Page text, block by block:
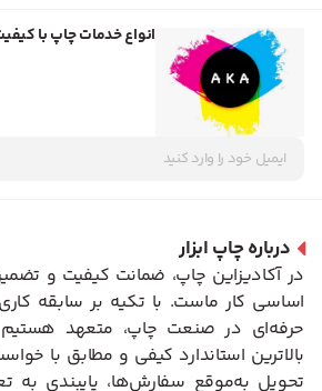
انواع خدمات چاپ با
درباره چاپ ابزار
در آکادیزاین چاپ، ضمانت کیفیت و
اساسی کار ماست. با تکیه بر سابقه
حرفه‌ای در صنعت چاپ، متعهد
بالاترین استاندارد کیفی و مطابق با
تحویل به‌موقع سفارش‌ها، پایبندی به